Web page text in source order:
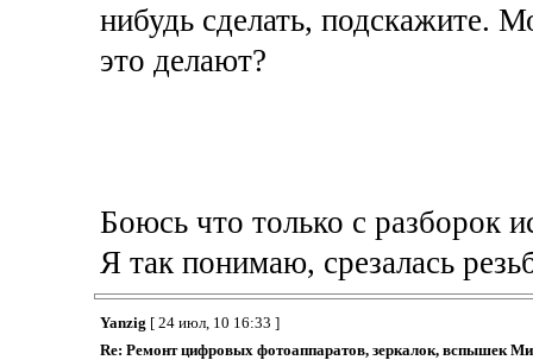
нибудь сделать, подскажите.
это делают?
Боюсь что только с разборок
Я так понимаю, срезалась
Yanzig [ 24 июл, 10 16:33 ]
Re: Ремонт цифровых фотоаппаратов, зеркалок, вспышек